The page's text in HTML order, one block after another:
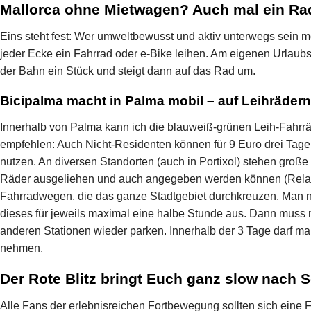
Mallorca ohne Mietwagen? Auch mal ein
Eins steht fest: Wer umweltbewusst und aktiv unterwegs sein
jeder Ecke ein Fahrrad oder e-Bike leihen. Am eigenen
der Bahn ein Stück und steigt dann auf das Rad um.
Bicipalma macht in Palma mobil – auf
Innerhalb von Palma kann ich die blauweiß-grünen Leih-
empfehlen: Auch Nicht-Residenten können für 9 Euro drei
nutzen. An diversen Standorten (auch in Portixol) stehen
Räder ausgeliehen und auch angegeben werden können
Fahrradwegen, die das ganze Stadtgebiet durchkreuzen. Man
dieses für jeweils maximal eine halbe Stunde aus. Dann
anderen Stationen wieder parken. Innerhalb der 3 Tage darf
nehmen.
Der Rote Blitz bringt Euch ganz slow nach
Alle Fans der erlebnisreichen Fortbewegung sollten sich eine